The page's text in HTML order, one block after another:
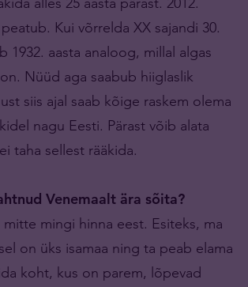
Kui võrrelda XX sajandi 30.
1932. aasta analoog, millal algas
Nüüd aga saabub hiiglaslik
siis ajal saab kõige raskem olema
nagu Eesti. Pärast võib alata
taha sellest rääkida.
Venemaalt ära sõita?
mingi hinna eest. Esiteks, ma
on üks isamaa ning ta peab elama
koht, kus on parem, lõpevad